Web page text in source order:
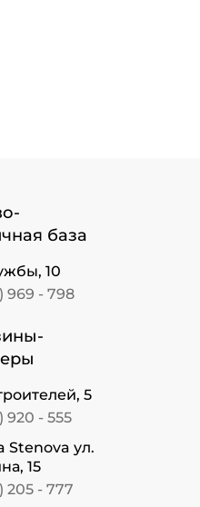
база
10
969 - 798
5
920 - 555
Stenova ул.
15
205 - 777